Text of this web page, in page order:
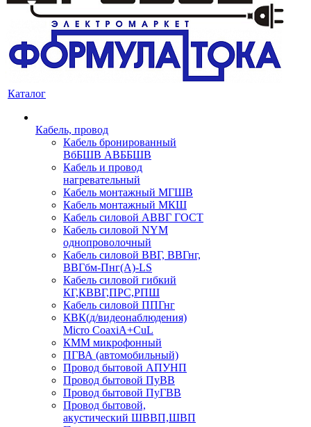
Каталог
Кабель, провод
Кабель бронированный
ВбБШВ АВББШВ
Кабель и провод
нагревательный
Кабель монтажный МГШВ
Кабель монтажный МКШ
Кабель силовой АВВГ ГОСТ
Кабель силовой NYM
однопроволочный
Кабель силовой ВВГ, ВВГнг,
ВВГбм-Пнг(А)-LS
Кабель силовой гибкий
КГ,КВВГ,ПРС,РПШ
Кабель силовой ППГнг
КВК(д/видеонаблюдения)
Micro CoaxiA+CuL
КММ микрофонный
ПГВА (автомобильный)
Провод бытовой АПУНП
Провод бытовой ПуВВ
Провод бытовой ПуГВВ
Провод бытовой,
акустический ШВВП,ШВП